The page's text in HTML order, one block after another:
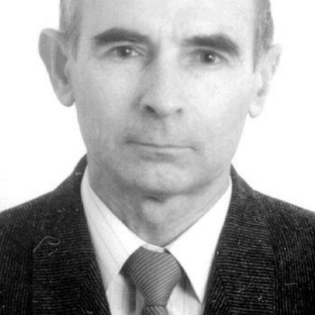
СТРУКТУРА
Президія НАН України
Апарат Президії
Секція фізико-технічних і математичних
Секція хімічних і біологічних наук
Секція суспільних і гуманітарних наук
Установи при Президії
Ради, комітети та комісії
Наукові центри МОН та НАН України
Громадські організації